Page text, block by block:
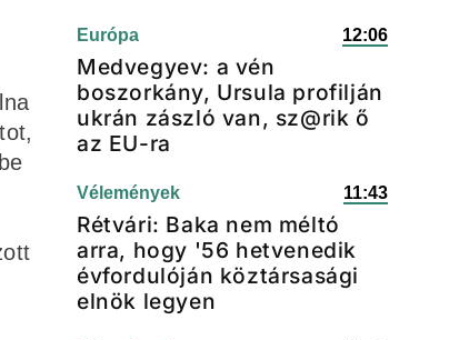
Európa 12:06
Medvegyev: a vén
boszorkány, Ursula profilján
ukrán zászló van, sz@rik ő
az EU-ra
Vélemények 11:43
Rétvári: Baka nem méltó
arra, hogy '56 hetvenedik
évfordulóján köztársasági
elnök legyen